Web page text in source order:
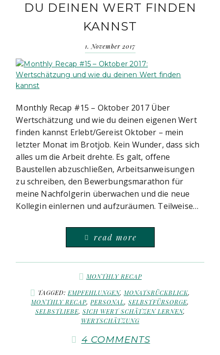
DU DEINEN WERT FINDEN
KANNST
1. November 2017
Monthly Recap #15 – Oktober 2017 Über
Wertschätzung und wie du deinen eigenen Wert
finden kannst Erlebt/Gereist Oktober – mein
letzter Monat im Brotjob. Kein Wunder, dass sich
alles um die Arbeit drehte. Es galt, offene
Baustellen abzuschließen, Arbeitsanweisungen
zu schreiben, den Bewerbungsmarathon für
meine Nachfolgerin überwachen und die neue
Kollegin einlernen und aufzuräumen. Teilweise…
read more
MONTHLY RECAP
TAGGED:EMPFEHLUNGEN,MONATSRÜCKBLICK,
MONTHLY RECAP, PERSONAL, SELBSTFÜRSORGE,
SELBSTLIEBE, SICH WERT SCHÄTZEN LERNEN,
WERTSCHÄTZUNG
4 COMMENTS